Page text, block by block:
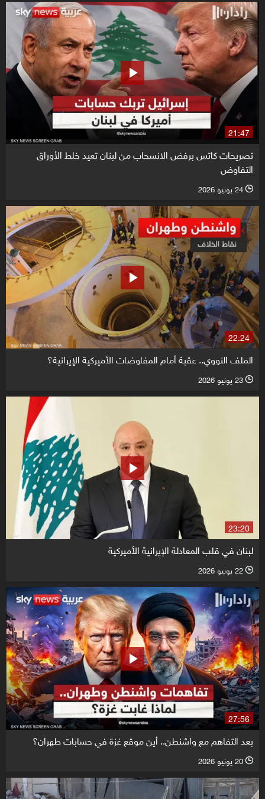
21:47
تصريحات كاتس برفض الانسحاب من لبنان تعيد خلط الأوراق
التفاوض
l 24 يونيو 2026
22:24
الملف النووي.. عقبة أمام المفاوضات الأميركية الإيرانية؟
l 23 يونيو 2026
23:20
لبنان في قلب المعادلة الإيرانية الأميركية
l 22 يونيو 2026
27:56
بعد التفاهم مع واشنطن.. أين موقع غزة في حسابات طهران؟
l 20 يونيو 2026